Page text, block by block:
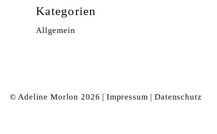
Kategorien
Allgemein
© Adeline Morlon 2026 | Impressum |Datenschutz